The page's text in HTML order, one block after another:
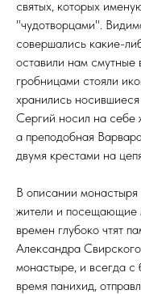
святых, которых
"чудотворцами".
совершались какие-
оставили нам
гробницами стояли
хранились
Сергий носил на себе
а преподобная
двумя крестами на
В описании
жители и посещающие
времен глубоко чтят
Александра
монастыре, и всегда с
время панихид,